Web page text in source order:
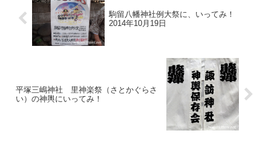
駒留八幡神社例大祭に、いってみ！
2014年10月19日
平塚三嶋神社 里神楽祭（さとかぐらさ
い）の神輿にいってみ！